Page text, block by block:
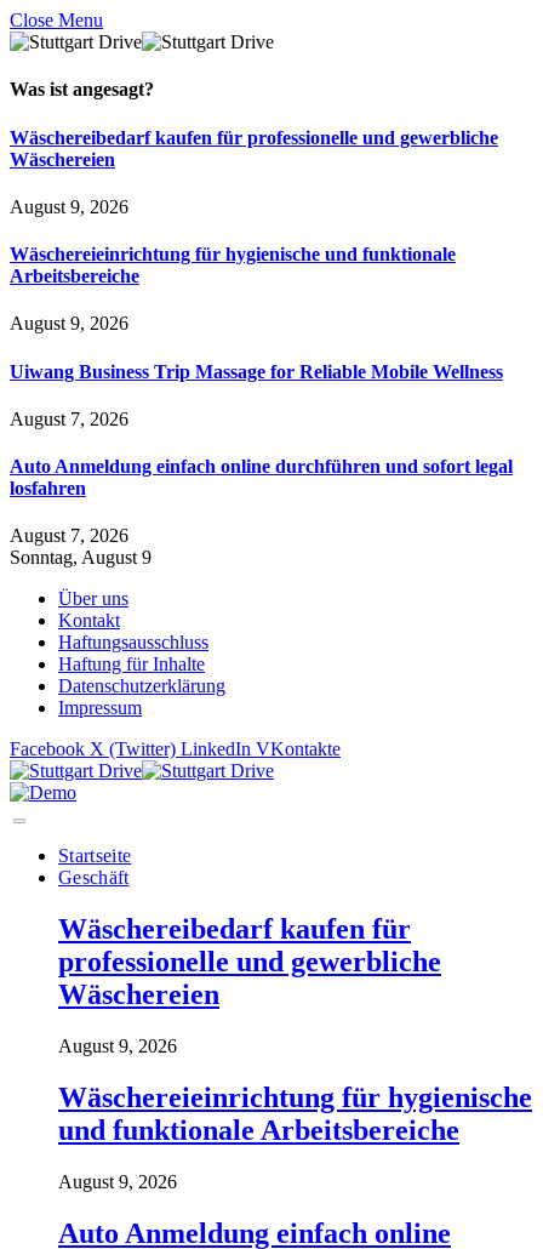
Close Menu
Was ist angesagt?
Wäschereibedarf kaufen für professionelle und gewerbliche
Wäschereien
August 9, 2026
Wäschereieinrichtung für hygienische und funktionale
Arbeitsbereiche
August 9, 2026
Uiwang Business Trip Massage for Reliable Mobile Wellness
August 7, 2026
Auto Anmeldung einfach online durchführen und sofort legal
losfahren
August 7, 2026
Sonntag, August 9
Über uns
Kontakt
Haftungsausschluss
Haftung für Inhalte
Datenschutzerklärung
Impressum
Facebook X (Twitter) LinkedIn VKontakte
Startseite
Geschäft
Wäschereibedarf kaufen für
professionelle und gewerbliche
Wäschereien
August 9, 2026
Wäschereieinrichtung für hygienische
und funktionale Arbeitsbereiche
August 9, 2026
Auto Anmeldung einfach online